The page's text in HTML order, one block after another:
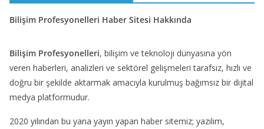
Bilişim Profesyonelleri Haber Sitesi Hakkında
Bilişim Profesyonelleri, bilişim ve teknoloji dünyasına yön
veren haberleri, analizleri ve sektörel gelişmeleri tarafsız, hızlı ve
doğru bir şekilde aktarmak amacıyla kurulmuş bağımsız bir dijital
medya platformudur.
2020 yılından bu yana yayın yapan haber sitemiz; yazılım,